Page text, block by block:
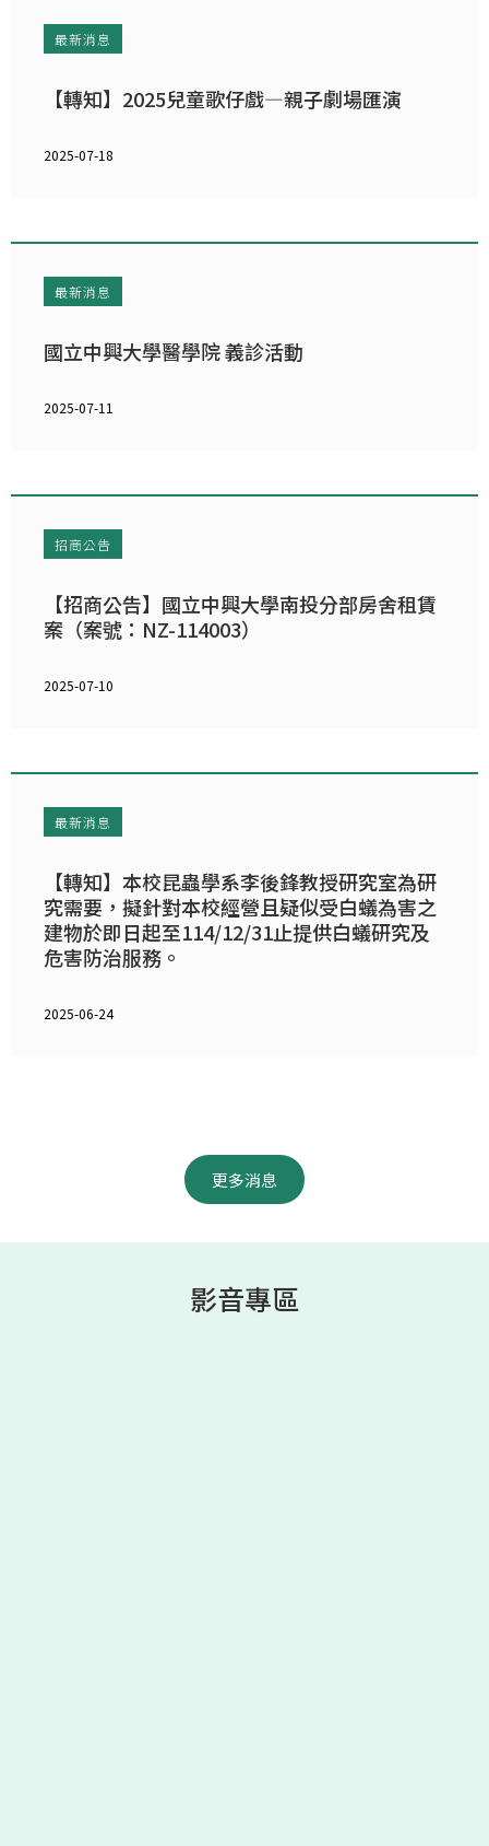
最新消息
【轉知】2025兒童歌仔戲—親子劇場匯演
2025-07-18
最新消息
國立中興大學醫學院 義診活動
2025-07-11
招商公告
【招商公告】國立中興大學南投分部房舍租賃
案（案號：NZ-114003）
2025-07-10
最新消息
【轉知】本校昆蟲學系李後鋒教授研究室為研
究需要，擬針對本校經營且疑似受白蟻為害之
建物於即日起至114/12/31止提供白蟻研究及
危害防治服務。
2025-06-24
更多消息
影音專區